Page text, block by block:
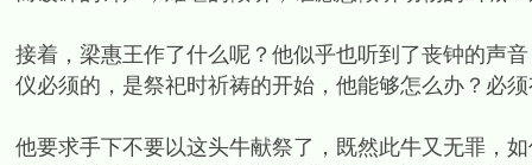
接着，梁惠王作了什么呢？他似乎也听到了丧钟的声
仪必须的，是祭祀时祈祷的开始，他能够怎么办？必
他要求手下不要以这头牛献祭了，既然此牛又无罪，